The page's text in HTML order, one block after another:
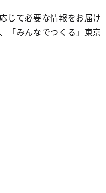
じて必要な情報をお届け
「みんなでつくる」東京